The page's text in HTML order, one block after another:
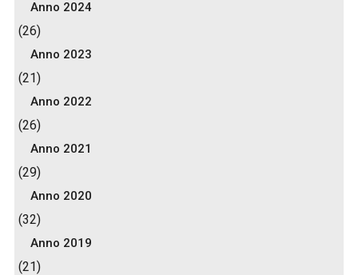
Anno 2024
(26)
Anno 2023
(21)
Anno 2022
(26)
Anno 2021
(29)
Anno 2020
(32)
Anno 2019
(21)